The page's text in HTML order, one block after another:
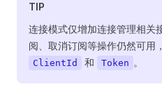
TIP
连接模式仅增加连接管理相关
阅、取消订阅等操作仍然可用
ClientId 和 Token 。